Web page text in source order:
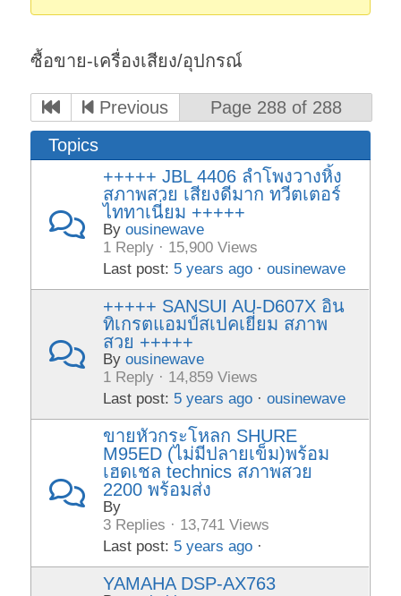
ซื้อขาย-เครื่องเสียง/อุปกรณ์
Previous
Page 288 of 288
Topics
+++++ JBL 4406 ลำโพงวางหิ้ง
สภาพสวย เสียงดีมาก ทวีตเตอร์
ไททาเนี่ยม +++++
Byousinewave
1 Reply · 15,900 Views
Last post: 5 years ago ·ousinewave
+++++ SANSUI AU-D607X อิน
ทิเกรตแอมป์สเปคเยี่ยม สภาพ
สวย +++++
Byousinewave
1 Reply · 14,859 Views
Last post: 5 years ago ·ousinewave
ขายหัวกระโหลก SHURE
M95ED (ไม่มีปลายเข็ม)พร้อม
เฮดเชล technics สภาพสวย
2200 พร้อมส่ง
By
3 Replies · 13,741 Views
Last post: 5 years ago ·
YAMAHA DSP-AX763